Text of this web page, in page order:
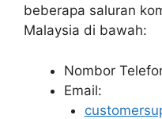
beberapa saluran
Malaysia di bawah:
Nombor
Email: